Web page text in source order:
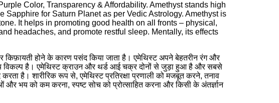
Color, Transparency & Affordability. Amethyst stands high
for Saturn Planet as per Vedic Astrology. Amethyst is
It helps in promoting good health on all fronts – physical,
headaches, and promote restful sleep. Mentally, its effects
किफ़ायती होने के कारण पसंद किया जाता है। एमेथिस्ट अपने बेहतरीन रंग और
विकल्प है। एमेथिस्ट क्राउन और थर्ड आई चक्र दोनों से जुड़ा हुआ है और सबसे
है। शारीरिक रूप से, एमेथिस्ट प्रतिरक्षा प्रणाली को मजबूत करने, तनाव
भय को कम करना, स्पष्ट सोच को प्रोत्साहित करना और किसी के अंतर्ज्ञान